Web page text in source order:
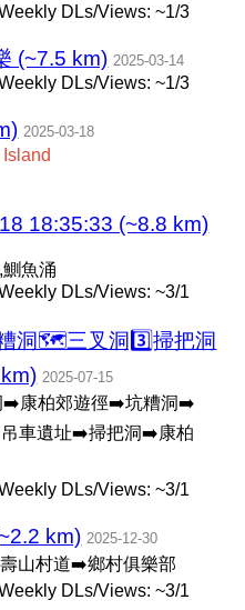
DLs/Views: ~1/3
(~7.5 km) 2025-03-14
DLs/Views: ~1/3
2025-03-18
Island
18:35:33 (~8.8 km)
魚涌
DLs/Views: ~3/1
洞🗺三叉洞3️⃣掃把洞
2025-07-15
➡️康柏郊遊徑➡️坑糟洞➡️
車遺址➡️掃把洞➡️康柏
DLs/Views: ~3/1
km) 2025-12-30
山村道➡️鄉村俱樂部
DLs/Views: ~3/1